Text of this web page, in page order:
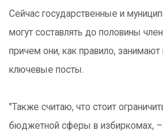
Сейчас государственные и
могут составлять до половины
причем они, как правило, занимают
ключевые посты.
"Также считаю, что стоит
бюджетной сферы в избиркомах,